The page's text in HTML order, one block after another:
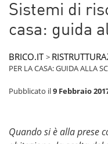
Sistemi di
casa: guida
BRICO.IT >
PER LA CASA: GUIDA ALLA
Pubblicato il9 Febbraio
Quando si è alla prese